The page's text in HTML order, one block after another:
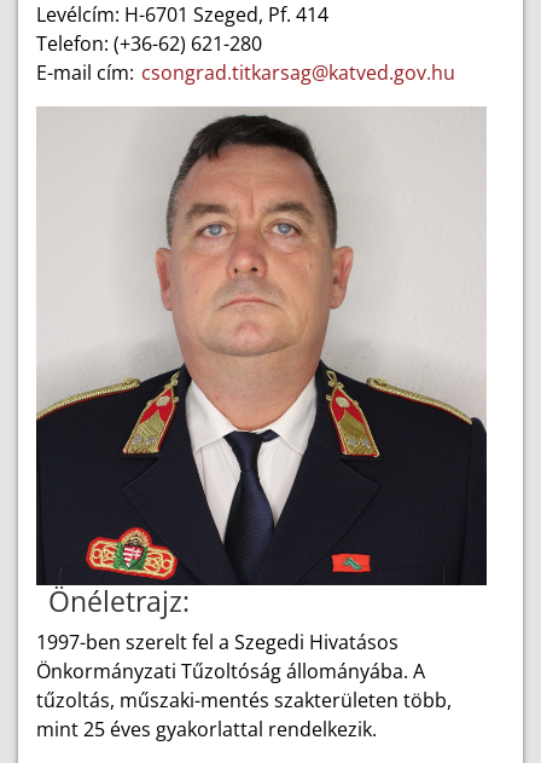
Levélcím: H-6701 Szeged, Pf. 414
Telefon: (+36-62) 621-280
E-mail cím: csongrad.titkarsag@katved.gov.hu
Önéletrajz:
1997-ben szerelt fel a Szegedi Hivatásos
Önkormányzati Tűzoltóság állományába. A
tűzoltás, műszaki-mentés szakterületen több,
mint 25 éves gyakorlattal rendelkezik.